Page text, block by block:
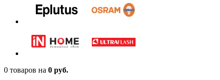
0 товаров на 0 руб.